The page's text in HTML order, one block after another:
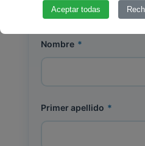
Nombre *
Primer apellido *
Aceptar todas